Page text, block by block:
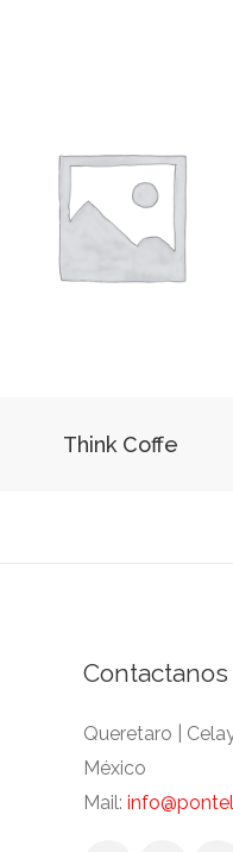
Think Coffe
Contactanos
Queretaro |
México
Mail: